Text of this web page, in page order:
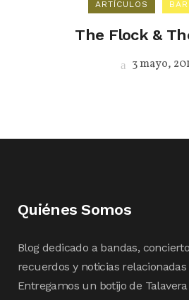
ARTÍCULOS
The Flock &
3 mayo,
Quiénes Somos
Blog dedicado a bandas,
recuerdos y noticias
Entregamos un botijo de